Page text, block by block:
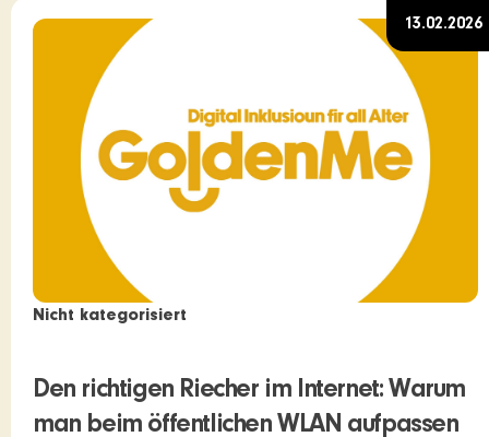
Nicht kategorisiert
Den richtigen Riecher im Internet: Warum
man beim öffentlichen WLAN aufpassen
13.02.2026